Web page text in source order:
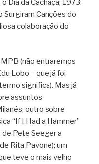
Dia da Cachaça; 1973:
Surgiram Canções do
colaboração do
(não entraremos
Lobo – que já foi
significa). Mas já
assuntos
outro sobre
“If I Had a Hammer”
Pete Seeger a
Rita Pavone); um
teve o mais velho